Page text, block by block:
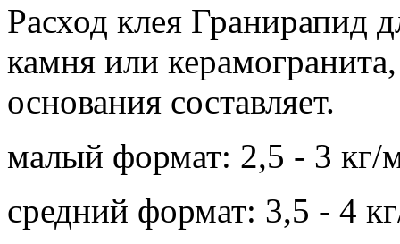
Расход клея Гранирапид
камня или
основания составляет.
малый формат: 2,5 - 3 кг/
средний формат: 3,5 - 4